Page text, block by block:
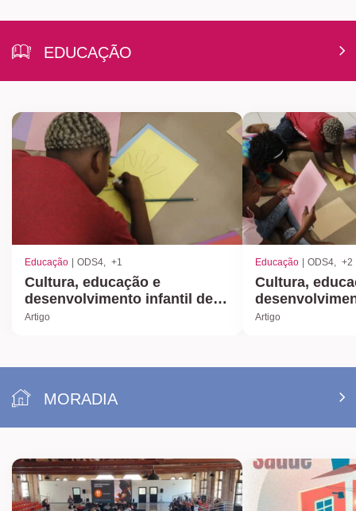
EDUCAÇÃO
Educação ODS4 +1
Cultura, educação e
desenvolvimento infantil de 7
a 12 anos
Artigo
Educação ODS4 +2
Cultura,
7 anos
Artigo
MORADIA